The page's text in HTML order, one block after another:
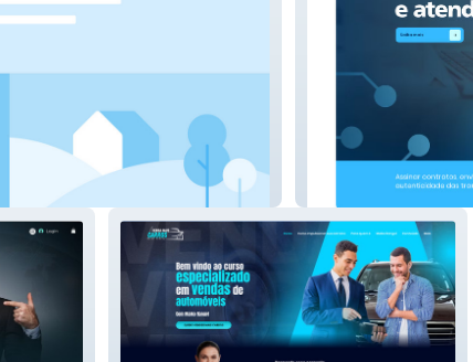
AR Certificado Digital